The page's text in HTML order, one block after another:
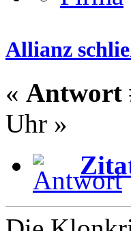
Allianz
« Antwort
Uhr »